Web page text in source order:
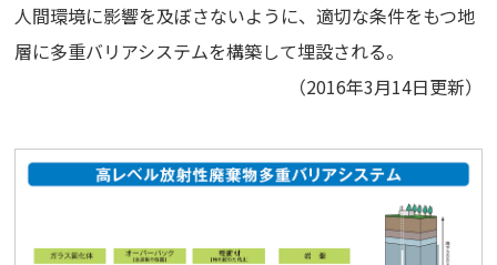
人間環境に影響を及ぼさないように、適切な条件をもつ地
層に多重バリアシステムを構築して埋設される。
（2016年3月14日更新）